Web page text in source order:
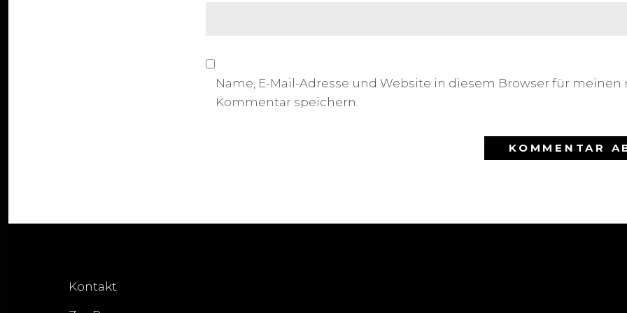
Name, E-Mail-Adresse und Website in diesem Browser für meinen
Kommentar speichern.
Kontakt